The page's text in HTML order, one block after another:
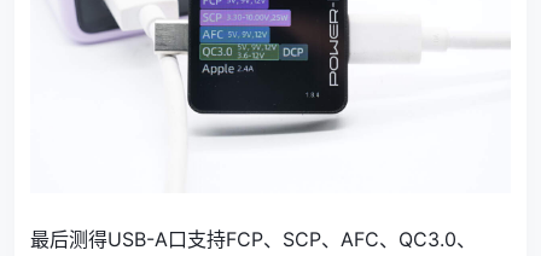
最后测得USB-A口支持FCP、SCP、AFC、QC3.0、